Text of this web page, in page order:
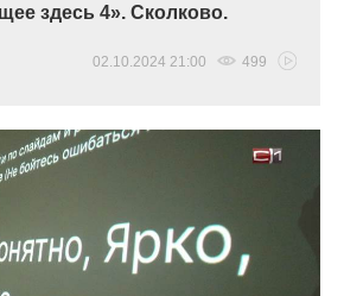
здесь 4». Сколково.
02.10.2024 21:00 499